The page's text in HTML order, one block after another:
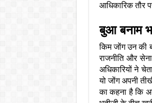
आधिकारिक तौर
बुआ बनाम
किम जोंग उन की
राजनीति और
अधिकारियों ने
यो जोंग अपनी
का कहना है कि